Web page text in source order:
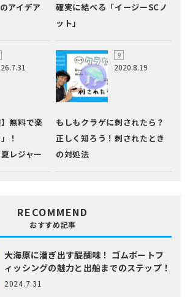
アイデア
確実に結べる「イージーSCノ
ット」
無料で楽
！
レジャー
2020.8.19
もしもクラゲに刺されたら？
正しく知ろう！刺されたとき
の対処法
RECOMMEND
おすすめ記事
大海原に漕ぎ出す醍醐味！ ゴムボートフ
ィッシングの魅力と出船までのステップ！
2024.7.31